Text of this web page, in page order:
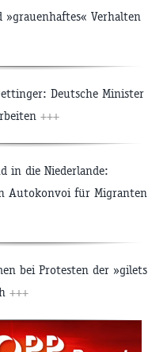
»grauenhaftes« Verhalten
Deutsche Minister
+++
in die Niederlande:
Autokonvoi für Migranten
bei Protesten der »gilets
+++